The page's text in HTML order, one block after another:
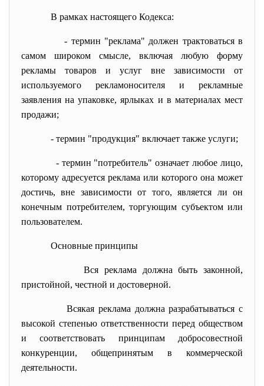
В рамках настоящего Кодекса:
- термин "реклама" должен трактоваться в
самом широком смысле, включая любую форму
рекламы товаров и услуг вне зависимости от
используемого рекламоносителя и рекламные
заявления на упаковке, ярлыках и в материалах мест
продажи;
- термин "продукция" включает также услуги;
- термин "потребитель" означает любое лицо,
которому адресуется реклама или которого она может
достичь, вне зависимости от того, является ли он
конечным потребителем, торгующим субъектом или
пользователем.
Основные принципы
Вся реклама должна быть законной,
пристойной, честной и достоверной.
Всякая реклама должна разрабатываться с
высокой степенью ответственности перед обществом
и соответствовать принципам добросовестной
конкуренции, общепринятым в коммерческой
деятельности.